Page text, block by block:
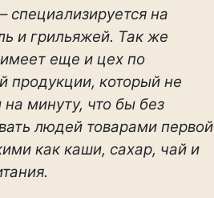
специализируется на
и грильяжей. Так же
еще и цех по
продукции, который не
на минуту, что бы без
людей товарами первой
как каши, сахар, чай и